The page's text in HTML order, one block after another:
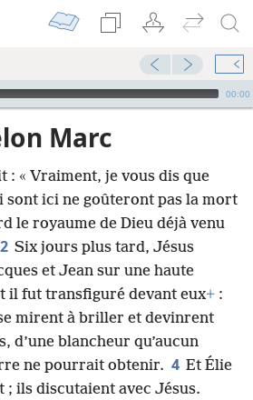
00:00
Marc
: « Vraiment, je vous dis que
sont ici ne goûteront pas la mort
le royaume de Dieu déjà venu
2 Six jours plus tard, Jésus
et Jean sur une haute
il fut transfiguré devant eux+ :
mirent à briller et devinrent
d’une blancheur qu’aucun
ne pourrait obtenir. 4 Et Élie
; ils discutaient avec Jésus.